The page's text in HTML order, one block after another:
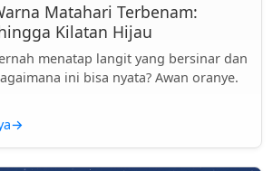
Matahari Terbenam:
Kilatan Hijau
menatap langit yang bersinar dan
ini bisa nyata? Awan oranye.
→